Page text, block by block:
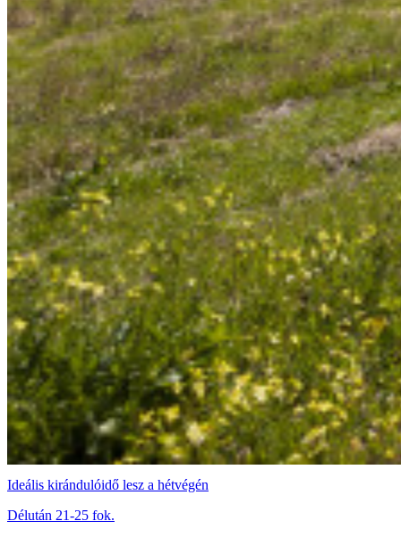
Ideális kirándulóidő lesz a hétvégén
Délután 21-25 fok.